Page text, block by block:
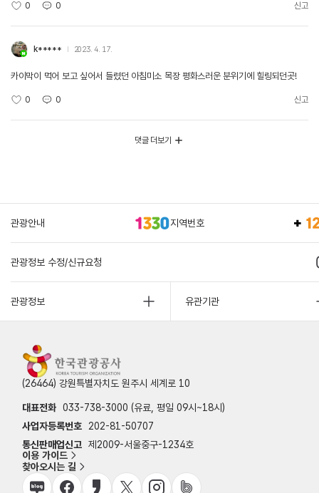
0 0 신고
k***** 2023. 4. 17.
카이막이 먹어 보고 싶어서 들렸던 아침미소 목장 평화스러운 분위기에 힐링되던곳!
0 0 신고
댓글 더보기
관광안내 지역번호
관광정보 수정/신규요청
관광정보 유관기관
(26464) 강원특별자치도 원주시 세계로 10
대표전화 033-738-3000 (유료, 평일 09시~18시)
사업자등록번호
202-81-50707
통신판매업신고 제2009-서울중구-1234호
이용 가이드
찾아오시는 길